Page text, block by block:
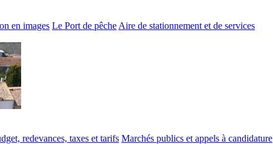
en images Le Port de pêche Aire de stationnement et de services
redevances, taxes et tarifs Marchés publics et appels à candidature